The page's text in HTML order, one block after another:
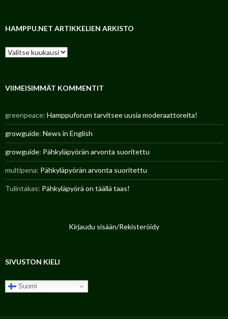
HAMPPU.NET ARTIKKELIEN ARKISTO
VIIMEISIMMÄT KOMMENTIT
greenpeace: Hamppuforum tarvitsee uusia moderaattoreita!
growguide: News in English
growguide: Pähkyläpyörän arvonta suoritettu
multipena: Pähkyläpyörän arvonta suoritettu
Tulintakas: Pähkyläpyörä on täällä taas!
Kirjaudu sisään/Rekisteröidy
SIVUSTON KIELI
Suomi